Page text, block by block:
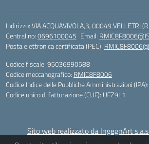
Indirizzo:VIA ACQUAVIVOLA,3, 00049 VELLETRI
Centralino:0696100045 Email:
Posta elettronica certificata (PEC):
Codice fiscale: 95036990588
Codice meccanografico: RMIC8F8006
Codice Indice delle Pubbliche Amministrazioni
Codice unico di fatturazione (CUF): UFZ9L1
Sito web realizzato da IngegnArt